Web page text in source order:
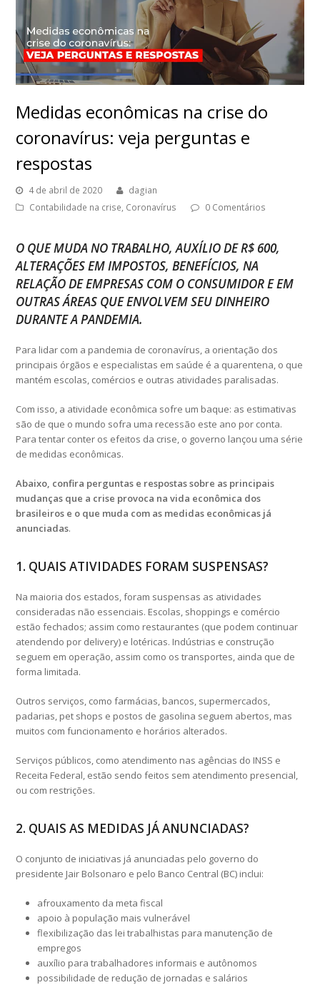
Medidas econômicas na crise do
coronavírus: veja perguntas e
respostas
4 de abril de 2020
dagian
Contabilidade na crise, Coronavírus 0 Comentários
O QUE MUDA NO TRABALHO, AUXÍLIO DE R$ 600,
ALTERAÇÕES EM IMPOSTOS, BENEFÍCIOS, NA
RELAÇÃO DE EMPRESAS COM O CONSUMIDOR E EM
OUTRAS ÁREAS QUE ENVOLVEM SEU DINHEIRO
DURANTE A PANDEMIA.
Para lidar com a pandemia de coronavírus, a orientação dos
principais órgãos e especialistas em saúde é a quarentena, o que
mantém escolas, comércios e outras atividades paralisadas.
Com isso, a atividade econômica sofre um baque: as estimativas
são de que o mundo sofra uma recessão este ano por conta.
Para tentar conter os efeitos da crise, o governo lançou uma série
de medidas econômicas.
Abaixo, confira perguntas e respostas sobre as principais
mudanças que a crise provoca na vida econômica dos
brasileiros e o que muda com as medidas econômicas já
anunciadas.
1. QUAIS ATIVIDADES FORAM SUSPENSAS?
Na maioria dos estados, foram suspensas as atividades
consideradas não essenciais. Escolas, shoppings e comércio
estão fechados; assim como restaurantes (que podem continuar
atendendo por delivery) e lotéricas. Indústrias e construção
seguem em operação, assim como os transportes, ainda que de
forma limitada.
Outros serviços, como farmácias, bancos, supermercados,
padarias, pet shops e postos de gasolina seguem abertos, mas
muitos com funcionamento e horários alterados.
Serviços públicos, como atendimento nas agências do INSS e
Receita Federal, estão sendo feitos sem atendimento presencial,
ou com restrições.
2. QUAIS AS MEDIDAS JÁ ANUNCIADAS?
O conjunto de iniciativas já anunciadas pelo governo do
presidente Jair Bolsonaro e pelo Banco Central (BC) inclui:
afrouxamento da meta fiscal
apoio à população mais vulnerável
flexibilização das lei trabalhistas para manutenção de
empregos
auxílio para trabalhadores informais e autônomos
possibilidade de redução de jornadas e salários